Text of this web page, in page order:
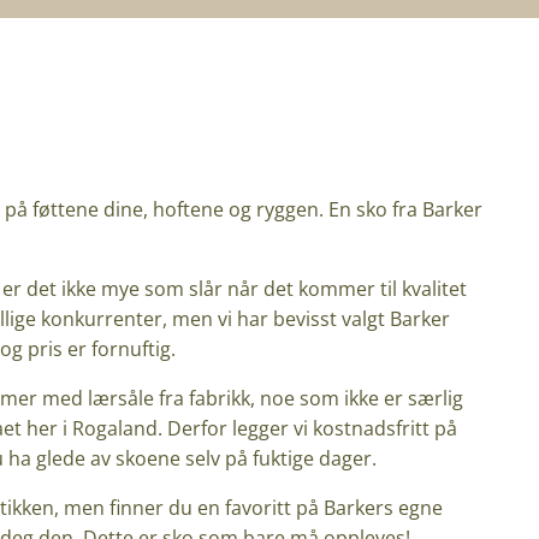
på føttene dine, hoftene og ryggen. En sko fra Barker
det ikke mye som slår når det kommer til kvalitet
konkurrenter, men vi har bevisst valgt Barker
pris er fornuftig.
med lærsåle fra fabrikk, noe som ikke er særlig
her i Rogaland. Derfor legger vi kostnadsfritt på
glede av skoene selv på fuktige dager.
men finner du en favoritt på Barkers egne